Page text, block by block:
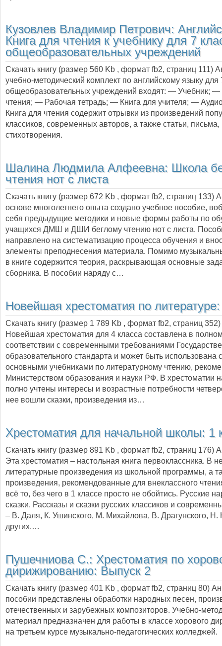
Кузовлев Владимир Петрович:
Книга для чтения к учебнику для 7
общеобразовательных учреждений
Скачать книгу (размер 560 Kb , формат fb2, страниц 111)
учебно-методический комплект по английскому языку для
общеобразовательных учреждений входят: — Учебник; —
чтения; — Рабочая тетрадь; — Книга для учителя; —
Книга для чтения содержит отрывки из произведений
классиков, современных авторов, а также статьи, письма,
стихотворения.
Шалина Людмила Алфеевна: Школа
чтения нот с листа
Скачать книгу (размер 672 Kb , формат fb2, страниц 133)
основе многолетнего опыта создано учебное пособие,
себя предыдущие методики и новые формы работы по
учащихся ДМШ и ДШИ беглому чтению нот с листа.
направлено на систематизацию процесса обучения и
элементы преподнесения материала. Помимо
в книге содержится теория, раскрывающая основные
сборника. В пособии наряду с…
Новейшая хрестоматия по
Скачать книгу (размер 1 789 Kb , формат fb2, страниц 352
Новейшая хрестоматия для 4 класса составлена в
соответствии с современными требованиями
образовательного стандарта и может быть использована
основными учебниками по литературному чтению,
Министерством образования и науки РФ. В хрестоматии
полно учтены интересы и возрастные потребности
нее вошли сказки, произведения из…
Хрестоматия для начальной школы: 1
Скачать книгу (размер 891 Kb , формат fb2, страниц 176)
Эта хрестоматия – настольная книга первоклассника. В
литературные произведения из школьной программы, а
произведения, рекомендованные для внеклассного
всё то, без чего в 1 классе просто не обойтись. Русские
сказки. Рассказы и сказки русских классиков и
– В. Даля, К. Ушинского, М. Михайлова, В. Драгунского, Н.
других.…
Пушечниова С.: Хрестоматия по
дирижированию: Выпуск 2
Скачать книгу (размер 401 Kb , формат fb2, страниц 80)
пособии представлены обработки народных песен,
отечественных и зарубежных композиторов. Учебно-
материал предназначен для работы в классе хорового
на третьем курсе музыкально-педагогических колледжей.